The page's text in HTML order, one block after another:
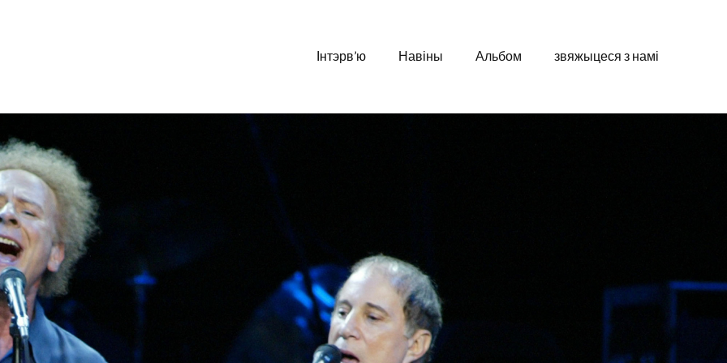
Інтэрв’ю Навіны Альбом звяжыцеся з намі